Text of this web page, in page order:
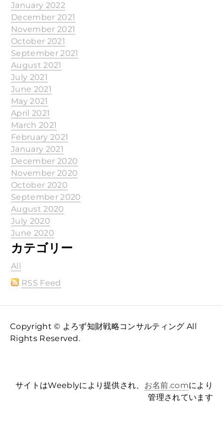
January 2022
December 2021
November 2021
October 2021
September 2021
August 2021
July 2021
June 2021
May 2021
April 2021
March 2021
February 2021
January 2021
December 2020
November 2020
October 2020
September 2020
August 2020
July 2020
June 2020
カテゴリー
All
RSS Feed
Copyright © よろず知財戦略コンサルティング All
Rights Reserved.
サイトはWeeblyにより提供され、 お名前.comにより
管理されています